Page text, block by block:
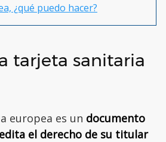
¿qué puedo hacer?
tarjeta sanitaria
europea es un documento
el derecho de su titular